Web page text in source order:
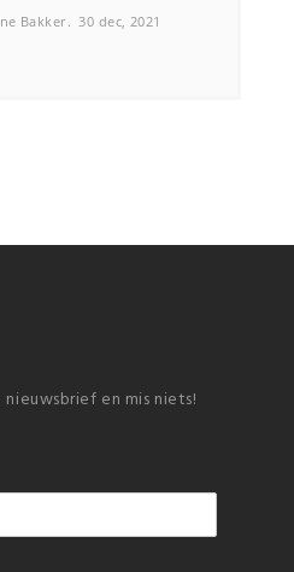
Bakker 30 dec, 2021
en mis niets!